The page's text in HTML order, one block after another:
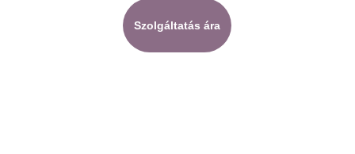
Szolgáltatás ára